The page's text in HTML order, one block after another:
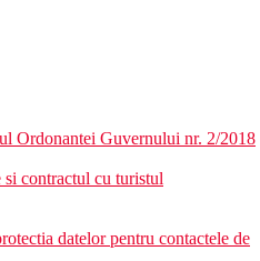
de hotel
piscina gratuit
Ordonantei Guvernului nr. 2/2018
contractul cu turistul
datelor pentru contactele de